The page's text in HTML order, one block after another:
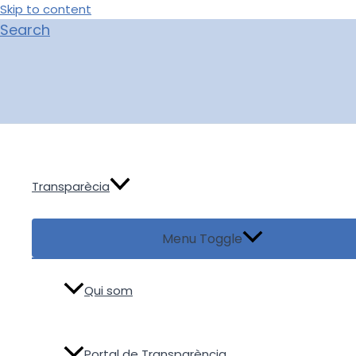
Skip to content
Search
Transparècia
Menu Toggle
Qui som